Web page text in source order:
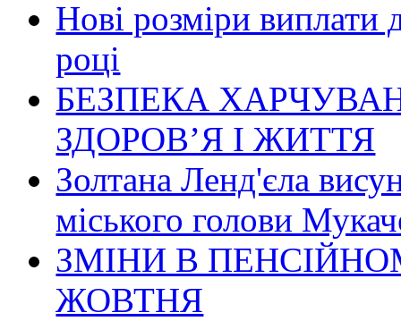
Нові розміри виплати
році
БЕЗПЕКА
ЗДОРОВ’Я І ЖИТТЯ
Золтана Ленд'єла
міського голови
ЗМІНИ В
ЖОВТНЯ